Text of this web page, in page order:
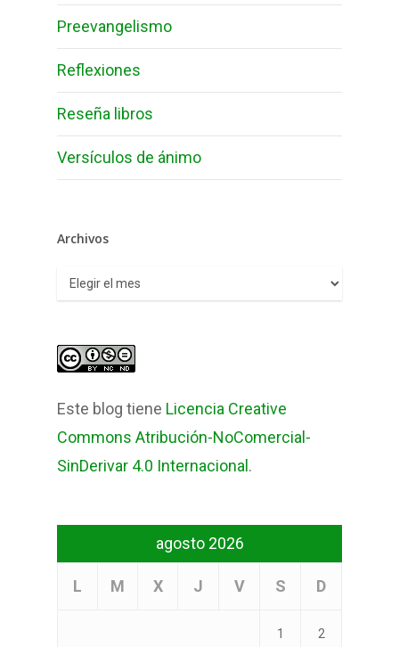
Preevangelismo
Reflexiones
Reseña libros
Versículos de ánimo
Archivos
Archivos
Este blog tiene Licencia Creative
Commons Atribución-NoComercial-
SinDerivar 4.0 Internacional .
agosto 2026
L M X J V S D
1 2